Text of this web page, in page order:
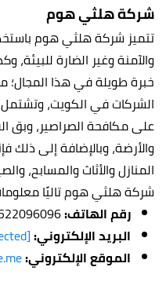
شركة هلثي هوم
تتميز شركة هلثي هوم
والآمنة وغير الضارة
خبرة طويلة في هذا
الشركات في الكويت،
على مكافحة الصراصير، وبق
والأرضة، وبالإضافة إلى
المنازل والأثاث والمسابح،
شركة هلثي هوم تاليًا
رقم الهاتف:
البريد الإلكتروني:[email protected]
الموقع الإلكتروني: